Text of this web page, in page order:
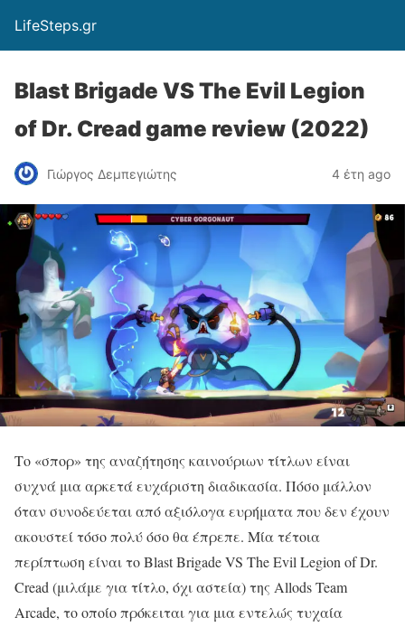
LifeSteps.gr
Blast Brigade VS The Evil Legion
of Dr. Cread game review (2022)
Γιώργος Δεμπεγιώτης 4 έτη ago
Το «σπορ» της αναζήτησης καινούριων τίτλων είναι
συχνά μια αρκετά ευχάριστη διαδικασία. Πόσο μάλλον
όταν συνοδεύεται από αξιόλογα ευρήματα που δεν έχουν
ακουστεί τόσο πολύ όσο θα έπρεπε. Μία τέτοια
περίπτωση είναι το Blast Brigade VS The Evil Legion of Dr.
Cread (μιλάμε για τίτλο, όχι αστεία) της Allods Team
Arcade, το οποίο πρόκειται για μια εντελώς τυχαία